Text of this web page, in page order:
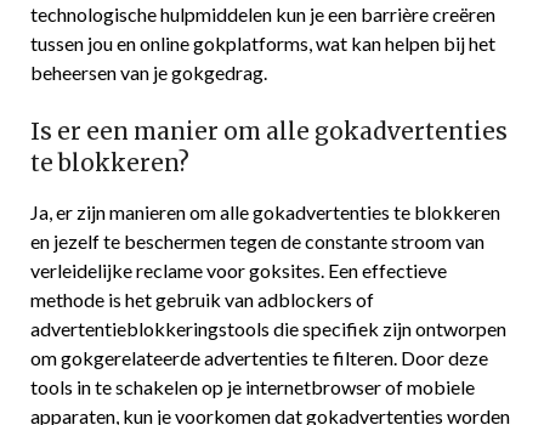
technologische hulpmiddelen kun je een barrière creëren
tussen jou en online gokplatforms, wat kan helpen bij het
beheersen van je gokgedrag.
Is er een manier om alle gokadvertenties
te blokkeren?
Ja, er zijn manieren om alle gokadvertenties te blokkeren
en jezelf te beschermen tegen de constante stroom van
verleidelijke reclame voor goksites. Een effectieve
methode is het gebruik van adblockers of
advertentieblokkeringstools die specifiek zijn ontworpen
om gokgerelateerde advertenties te filteren. Door deze
tools in te schakelen op je internetbrowser of mobiele
apparaten, kun je voorkomen dat gokadvertenties worden